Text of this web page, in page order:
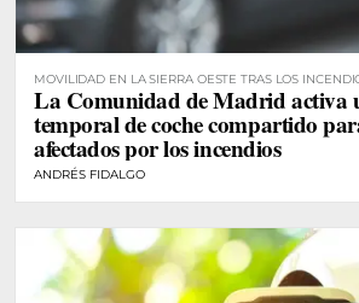
MOVILIDAD EN LA SIERRA OESTE TRAS LOS
La Comunidad de Madrid activa
temporal de coche compartido
afectados por los incendios
ANDRÉS FIDALGO